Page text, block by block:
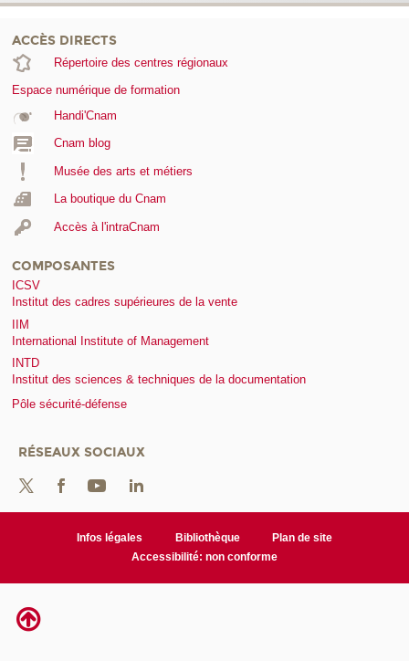
ACCÈS DIRECTS
Répertoire des centres régionaux
Espace numérique de formation
Handi'Cnam
Cnam blog
Musée des arts et métiers
La boutique du Cnam
Accès à l'intraCnam
COMPOSANTES
ICSV
Institut des cadres supérieures de la vente
IIM
International Institute of Management
INTD
Institut des sciences & techniques de la documentation
Pôle sécurité-défense
RÉSEAUX SOCIAUX
Infos légales Bibliothèque
Plan de site
Accessibilité: non conforme